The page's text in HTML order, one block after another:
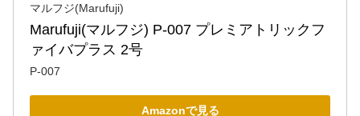
マルフジ(Marufuji)
Marufuji(マルフジ) P-007 プレミアトリックフ
ァイバプラス 2号
P-007
Amazonで見る